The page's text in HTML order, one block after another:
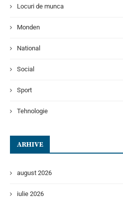
Locuri de munca
Monden
National
Social
Sport
Tehnologie
ARHIVE
august 2026
iulie 2026